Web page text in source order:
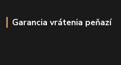
Garancia vrátenia peňazí